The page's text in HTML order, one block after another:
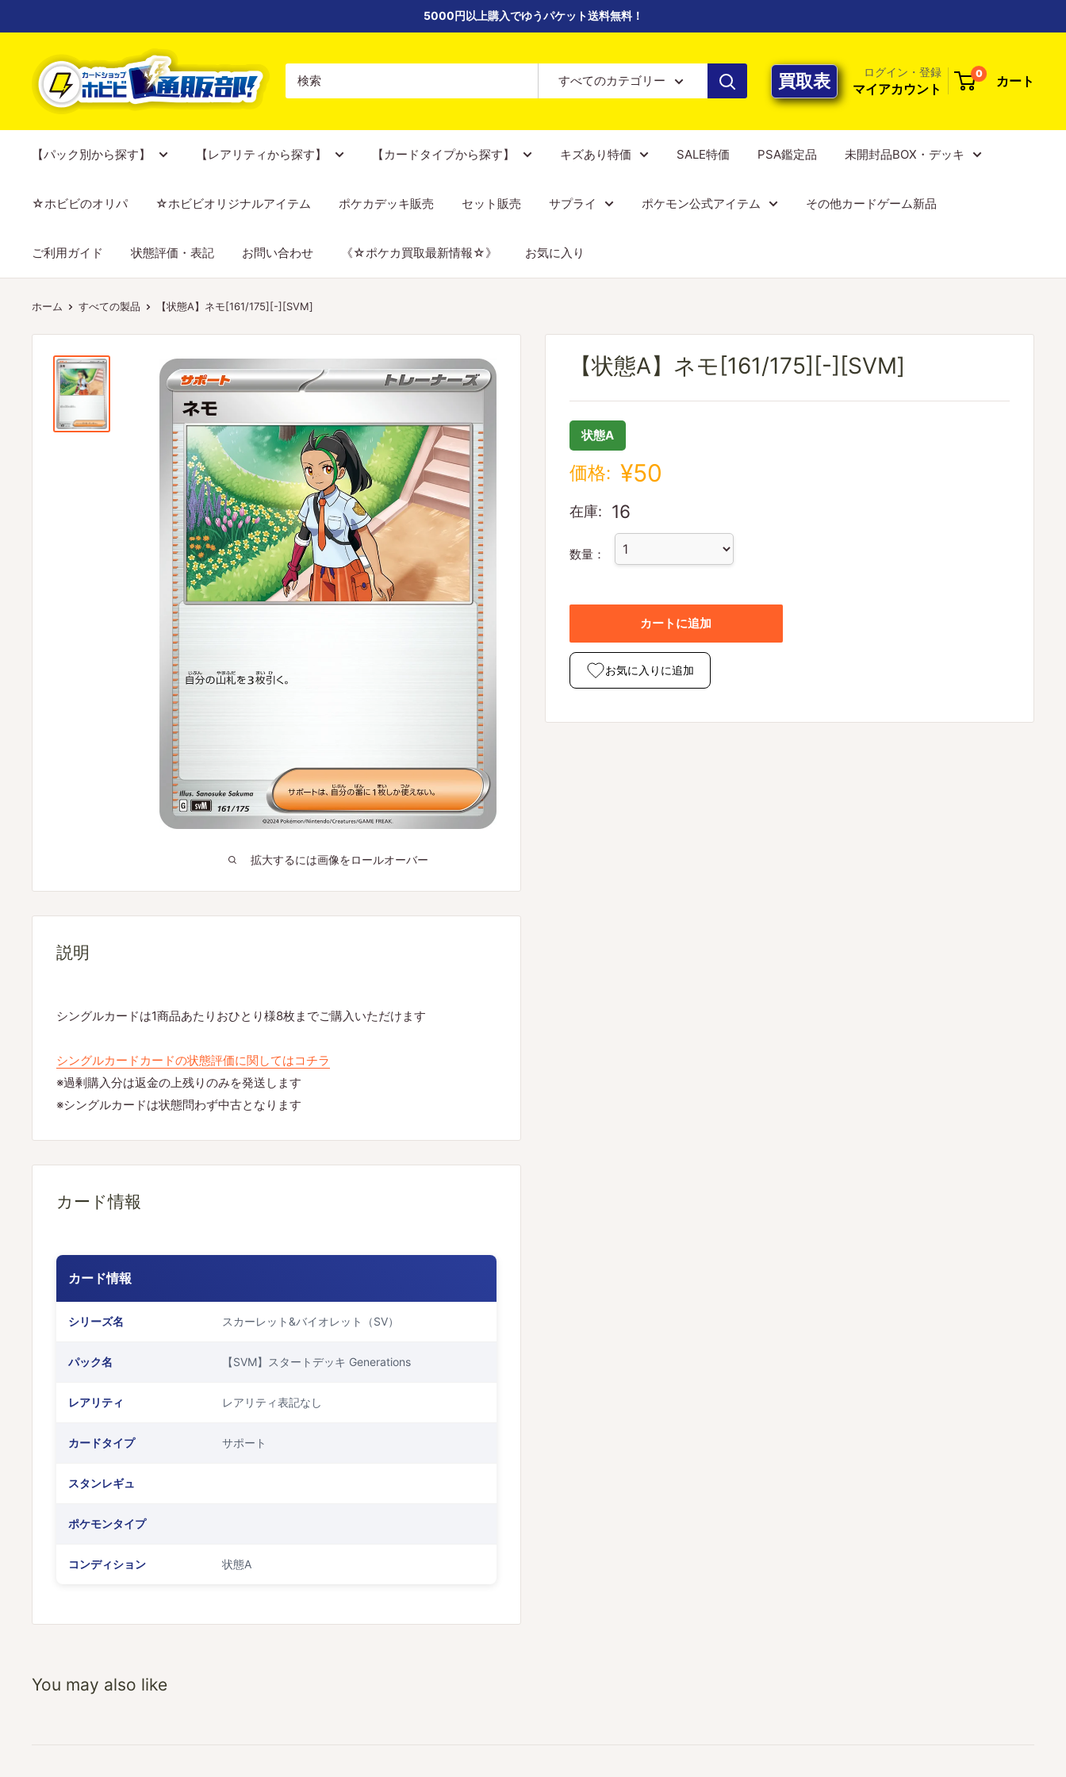
ン
5000円以上購入でゆうパケット送料無料！
【ポ
ケ
カ
門
シ
ョ
ッ
すべてのカテゴリー 買取表 ログイン・登録
マイアカウント
0 カート
【パック別から探す】 【レアリティから探す】 【カードタイプから探す】 キズあり特価 SALE特価 PSA鑑定品 未開封品BOX・デッキ
☆ホビビのオリパ ☆ホビビオリジナルアイテム ポケカデッキ販売 セット販売 サプライ ポケモン公式アイテム その他カードゲーム新品
ご利用ガイド 状態評価・表記 お問い合わせ 《☆ポケカ買取最新情報☆》 お気に入り
ホーム すべての製品 【状態A】ネモ[161/175][-][SVM]
拡大するには画像をロールオーバー
【状態A】ネモ[161/175][-][SVM]
状態A
価格: ¥50
在庫: 16
数量：
カートに追加
お気に入りに追加
説明
シングルカードは1商品あたりおひとり様8枚までご購入いただけます
シングルカードカードの状態評価に関してはコチラ
※過剰購入分は返金の上残りのみを発送します
※シングルカードは状態問わず中古となります
カード情報
カード情報
シリーズ名 スカーレット&バイオレット（SV）
パック名 【SVM】スタートデッキ Generations
レアリティ レアリティ表記なし
カードタイプ サポート
スタンレギュ
ポケモンタイプ
コンディション 状態A
You may also like